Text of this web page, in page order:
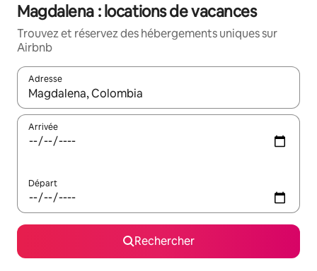
Magdalena : locations de vacances
Trouvez et réservez des hébergements uniques sur
Airbnb
Adresse
Lorsque les résultats s'affichent, utilisez les flèches vers le
Arrivée
Départ
Rechercher